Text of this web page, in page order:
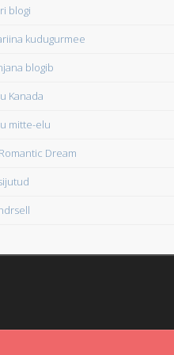
blogi
kudugurmee
blogib
Kanada
mitte-elu
Dream